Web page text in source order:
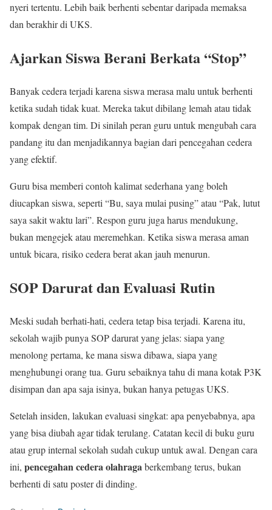
nyeri tertentu. Lebih baik berhenti sebentar daripada memaksa
dan berakhir di UKS.
Ajarkan Siswa Berani Berkata “Stop”
Banyak cedera terjadi karena siswa merasa malu untuk berhenti
ketika sudah tidak kuat. Mereka takut dibilang lemah atau tidak
kompak dengan tim. Di sinilah peran guru untuk mengubah cara
pandang itu dan menjadikannya bagian dari pencegahan cedera
yang efektif.
Guru bisa memberi contoh kalimat sederhana yang boleh
diucapkan siswa, seperti “Bu, saya mulai pusing” atau “Pak, lutut
saya sakit waktu lari”. Respon guru juga harus mendukung,
bukan mengejek atau meremehkan. Ketika siswa merasa aman
untuk bicara, risiko cedera berat akan jauh menurun.
SOP Darurat dan Evaluasi Rutin
Meski sudah berhati-hati, cedera tetap bisa terjadi. Karena itu,
sekolah wajib punya SOP darurat yang jelas: siapa yang
menolong pertama, ke mana siswa dibawa, siapa yang
menghubungi orang tua. Guru sebaiknya tahu di mana kotak P3K
disimpan dan apa saja isinya, bukan hanya petugas UKS.
Setelah insiden, lakukan evaluasi singkat: apa penyebabnya, apa
yang bisa diubah agar tidak terulang. Catatan kecil di buku guru
atau grup internal sekolah sudah cukup untuk awal. Dengan cara
ini, pencegahan cedera olahragaberkembang terus, bukan
berhenti di satu poster di dinding.